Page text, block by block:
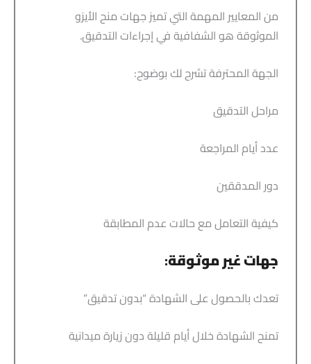
من المعايير المهمة التي تميز جهات منح الأيزو
الموثوقة هو الشفافية في إجراءات التدقيق.
الجهة المحترفة تشرح لك بوضوح:
مراحل التدقيق
عدد أيام المراجعة
دور المدققين
كيفية التعامل مع حالات عدم المطابقة
جهات غير موثوقة:
تعدك بالحصول على الشهادة “بدون تدقيق”
تمنح الشهادة خلال أيام قليلة دون زيارة ميدانية